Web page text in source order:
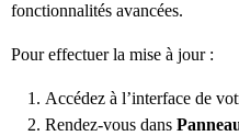
fonctionnalités avancées.
Pour effectuer la mise à jour :
Accédez à l’interface de
Rendez-vous dans